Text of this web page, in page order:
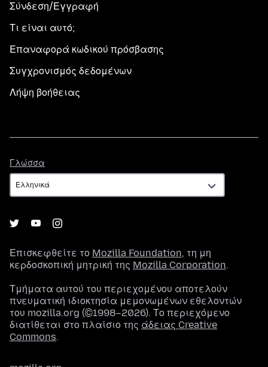
Σύνδεση/Εγγραφή
Τι είναι αυτό;
Επαναφορά κωδικού πρόσβασης
Συγχρονισμός δεδομένων
Λήψη βοήθειας
Γλώσσα
Επισκεφθείτε το Mozilla Foundation, τη μη
κερδοσκοπική μητρική της Mozilla Corporation.
Τμήματα αυτού του περιεχομένου αποτελούν
πνευματική ιδιοκτησία μεμονωμένων εθελοντών
του mozilla.org (©1998–2026). Το περιεχόμενο
διατίθεται στο πλαίσιο της άδειας Creative
Commons.